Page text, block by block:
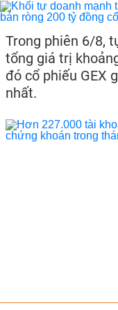
Trong phiên 6/8,
tổng giá trị
đó cổ phiếu GEX
nhất.